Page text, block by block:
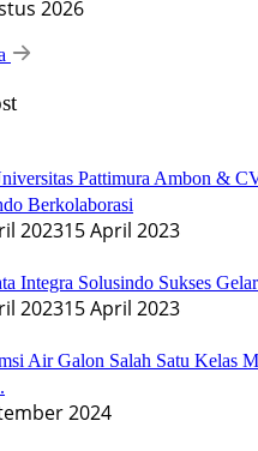
2026
Pattimura Ambon &
Berkolaborasi
202315 April 2023
Integra Solusindo Sukses
202315 April 2023
Air Galon Salah Satu Kelas
2024